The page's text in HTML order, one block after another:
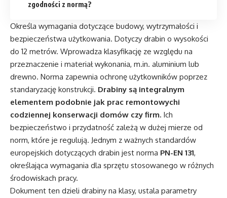
zgodności z normą?
Określa wymagania dotyczące budowy, wytrzymałości i
bezpieczeństwa użytkowania. Dotyczy drabin o wysokości
do 12 metrów. Wprowadza klasyfikację ze względu na
przeznaczenie i materiał wykonania, m.in. aluminium lub
drewno. Norma zapewnia ochronę użytkowników poprzez
standaryzację konstrukcji. Drabiny są integralnym
elementem podobnie jak prac remontowychi
codziennej konserwacji domów czy firm. Ich
bezpieczeństwo i przydatność zależą w dużej mierze od
norm, które je regulują. Jednym z ważnych standardów
europejskich dotyczących drabin jest norma PN-EN 131,
określająca wymagania dla sprzętu stosowanego w różnych
środowiskach pracy.
Dokument ten dzieli drabiny na klasy, ustala parametry